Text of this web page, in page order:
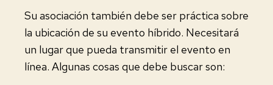
Su asociación también debe ser práctica sobre
la ubicación de su evento híbrido. Necesitará
un lugar que pueda transmitir el evento en
línea. Algunas cosas que debe buscar son: